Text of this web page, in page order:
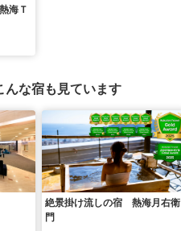
海Ｔ
んな宿も見ています
絶景掛け流しの宿 熱海月右衛
門